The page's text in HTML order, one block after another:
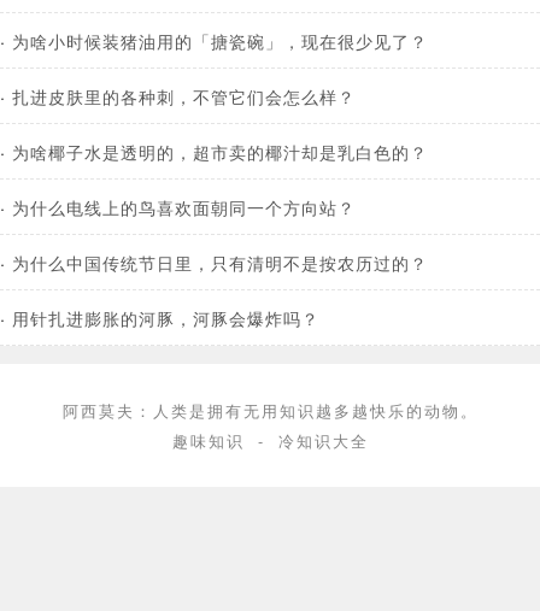
· 为啥小时候装猪油用的「搪瓷碗」，现在很少见了？
· 扎进皮肤里的各种刺，不管它们会怎么样？
· 为啥椰子水是透明的，超市卖的椰汁却是乳白色的？
· 为什么电线上的鸟喜欢面朝同一个方向站？
· 为什么中国传统节日里，只有清明不是按农历过的？
· 用针扎进膨胀的河豚，河豚会爆炸吗？
阿西莫夫：人类是拥有无用知识越多越快乐的动物。
趣味知识
- 冷知识大全